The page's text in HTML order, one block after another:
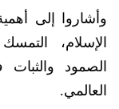
وأشاروا إلى
الإسلام،
الصمود
العالمي.